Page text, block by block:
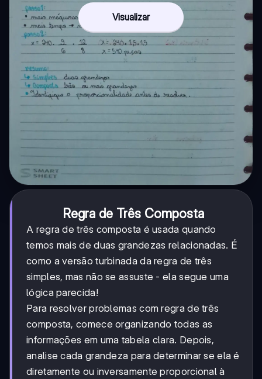
Visualizar
Regra de Três Composta
A regra de três composta é usada quando
temos mais de duas grandezas relacionadas. É
como a versão turbinada da regra de três
simples, mas não se assuste - ela segue uma
lógica parecida!
Para resolver problemas com regra de três
composta, comece organizando todas as
informações em uma tabela clara. Depois,
analise cada grandeza para determinar se ela é
diretamente ou inversamente proporcional à